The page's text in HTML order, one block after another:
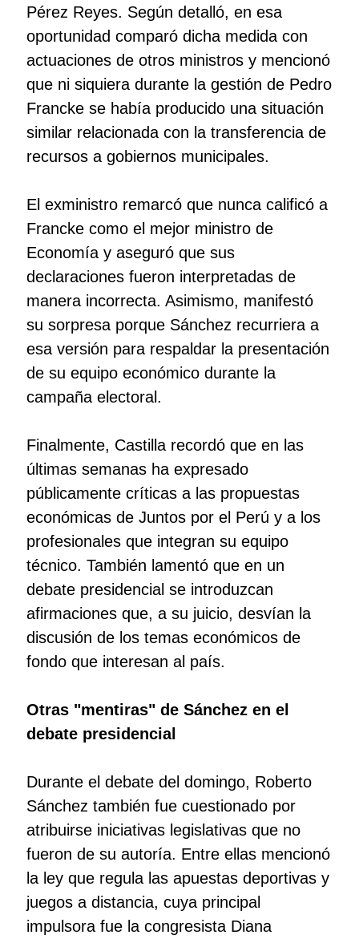
Pérez Reyes. Según detalló, en esa
oportunidad comparó dicha medida con
actuaciones de otros ministros y mencionó
que ni siquiera durante la gestión de Pedro
Francke se había producido una situación
similar relacionada con la transferencia de
recursos a gobiernos municipales.
El exministro remarcó que nunca calificó a
Francke como el mejor ministro de
Economía y aseguró que sus
declaraciones fueron interpretadas de
manera incorrecta. Asimismo, manifestó
su sorpresa porque Sánchez recurriera a
esa versión para respaldar la presentación
de su equipo económico durante la
campaña electoral.
Finalmente, Castilla recordó que en las
últimas semanas ha expresado
públicamente críticas a las propuestas
económicas de Juntos por el Perú y a los
profesionales que integran su equipo
técnico. También lamentó que en un
debate presidencial se introduzcan
afirmaciones que, a su juicio, desvían la
discusión de los temas económicos de
fondo que interesan al país.
Otras "mentiras" de Sánchez en el
debate presidencial
Durante el debate del domingo, Roberto
Sánchez también fue cuestionado por
atribuirse iniciativas legislativas que no
fueron de su autoría. Entre ellas mencionó
la ley que regula las apuestas deportivas y
juegos a distancia, cuya principal
impulsora fue la congresista Diana